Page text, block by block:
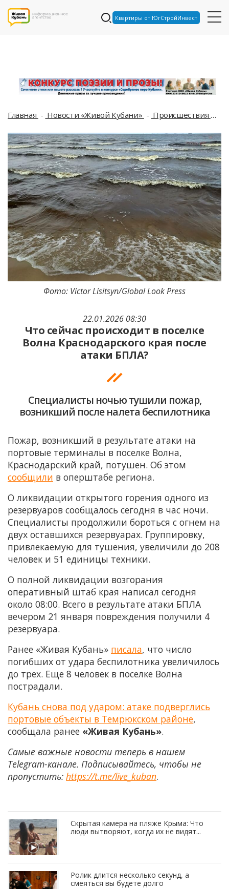
Квартиры от ЮгСтройИнвест
Главная Новости «Живой Кубани» Происшествия
22.01.2026 08:30
Что сейчас происходит в поселке
Волна Краснодарского края после
атаки БПЛА?
Специалисты ночью тушили пожар,
возникший после налета беспилотника
Фото: Victor Lisitsyn/Global Look Press
Пожар, возникший в результате атаки на
портовые терминалы в поселке Волна,
Краснодарский край, потушен. Об этом
сообщили в оперштабе региона.
О ликвидации открытого горения одного из
резервуаров сообщалось сегодня в час ночи.
Специалисты продолжили бороться с огнем на
двух оставшихся резервуарах. Группировку,
привлекаемую для тушения, увеличили до 208
человек и 51 единицы техники.
О полной ликвидации возгорания
оперативный штаб края написал сегодня
около 08:00. Всего в результате атаки БПЛА
вечером 21 января повреждения получили 4
резервуара.
Ранее «Живая Кубань» писала, что число
погибших от удара беспилотника увеличилось
до трех. Еще 8 человек в поселке Волна
пострадали.
Кубань снова под ударом: атаке подверглись
портовые объекты в Темрюкском районе,
сообщала ранее «Живая Кубань».
Самые важные новости теперь в нашем
Telegram-канале. Подписывайтесь, чтобы не
пропустить: https://t.me/live_kuban.
Скрытая камера на пляже Крыма: Что
люди вытворяют, когда их не видят...
Ролик длится несколько секунд, а
смеяться вы будете долго